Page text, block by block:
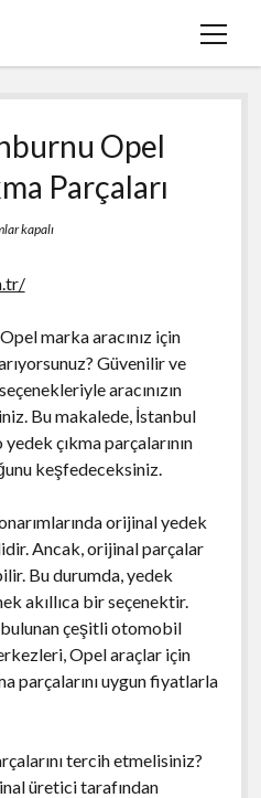
menüyü
Opel
Parçaları
kapalı
marka aracınız için
Güvenilir ve
aracınızın
Bu makalede, İstanbul
çıkma parçalarının
keşfedeceksiniz.
orijinal yedek
Ancak, orijinal parçalar
Bu durumda, yedek
akıllıca bir seçenektir.
çeşitli otomobil
Opel araçlar için
parçalarını uygun fiyatlarla
tercih etmelisiniz?
üretici tarafından